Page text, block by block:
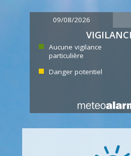
09/08/2026
Aucune vigilance
particulière
Danger potentiel